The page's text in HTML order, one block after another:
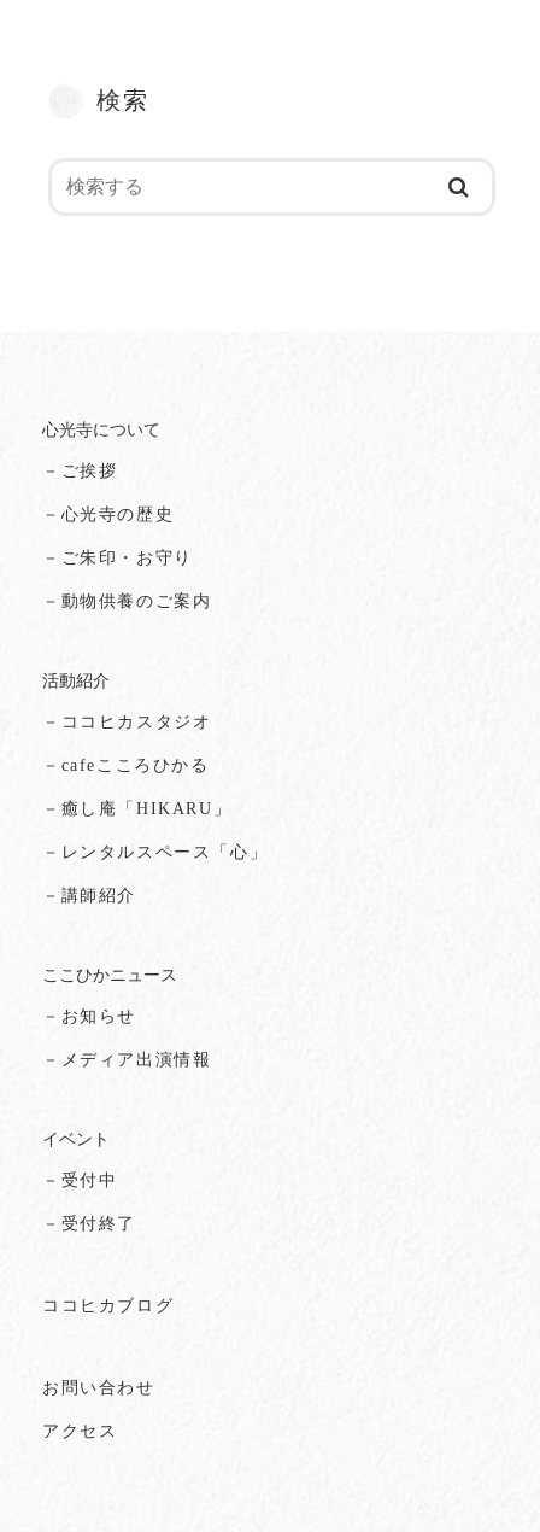
検索
心光寺について
－ご挨拶
－心光寺の歴史
－ご朱印・お守り
－動物供養のご案内
活動紹介
－ココヒカスタジオ
－cafeこころひかる
－癒し庵「HIKARU」
－レンタルスペース「心」
－講師紹介
ここひかニュース
－お知らせ
－メディア出演情報
イベント
－受付中
－受付終了
ココヒカブログ
お問い合わせ
アクセス